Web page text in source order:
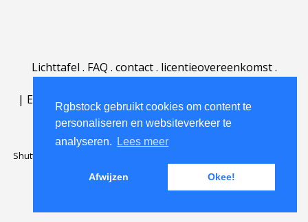
Rgbstock gebruikt cookies om content te
personaliseren en websiteverkeer te
analyseren.
Lees meer
Afwijzen Okee!
Lichttafel . FAQ . contact. licentieovereenkomst.
| English | Deutsch Español | Português
Nederlands|
Shutterstock official partner of Rgbstock
Rgbstock